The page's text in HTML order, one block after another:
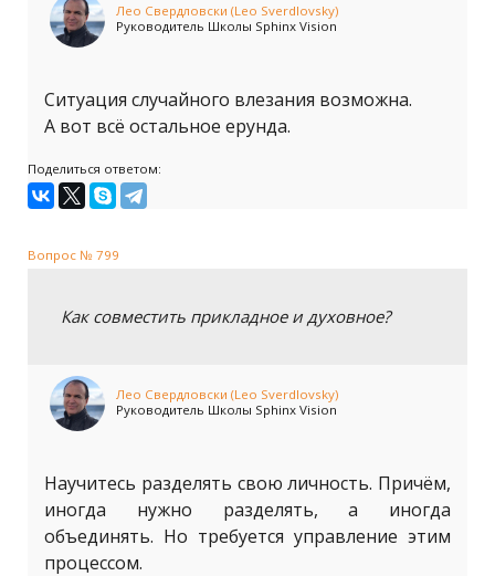
Лео Свердловски (Leo Sverdlovsky)
Руководитель Школы Sphinx Vision
Ситуация случайного влезания возможна.
А вот всё остальное ерунда.
Поделиться ответом:
Вопрос № 799
Как совместить прикладное и духовное?
Лео Свердловски (Leo Sverdlovsky)
Руководитель Школы Sphinx Vision
Научитесь разделять свою личность. Причём,
иногда нужно разделять, а иногда
объединять. Но требуется управление этим
процессом.